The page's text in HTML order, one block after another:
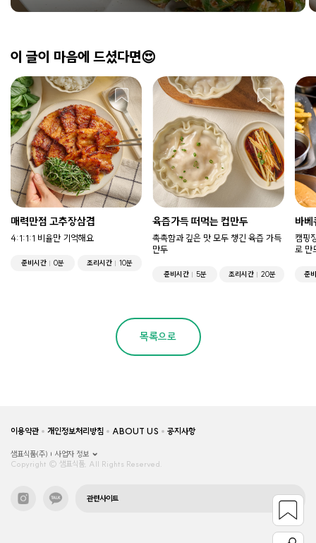
이 글이 마음에 드셨다면😍
매력만점 고추장삼겹
4:1:1:1 비율만 기억해요
준비시간 0분 조리시간 10분
육즙가득 떠먹는 컵만두
촉촉함과 깊은 맛 모두 챙긴 육즙 가득
만두
준비시간 5분 조리시간 20분
바베
캠핑
로 만
준
목록으로
이용약관 개인정보처리방침 ABOUT US 공지사항
샘표식품(주)
사업자 정보
Copyright © 샘표식품, All Rights Reserved.
관련사이트